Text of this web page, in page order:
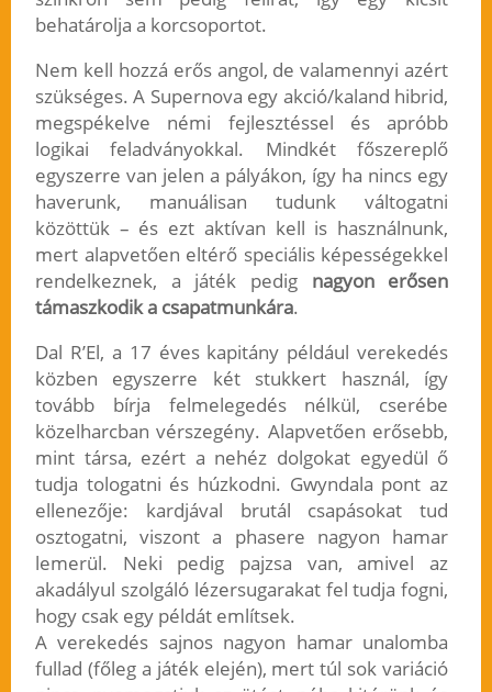
behatárolja a korcsoportot.
Nem kell hozzá erős angol, de valamennyi azért
szükséges. A Supernova egy akció/kaland hibrid,
megspékelve némi fejlesztéssel és apróbb
logikai feladványokkal. Mindkét főszereplő
egyszerre van jelen a pályákon, így ha nincs egy
haverunk, manuálisan tudunk váltogatni
közöttük – és ezt aktívan kell is használnunk,
mert alapvetően eltérő speciális képességekkel
rendelkeznek, a játék pedig nagyon erősen
támaszkodik a csapatmunkára.
Dal R’El, a 17 éves kapitány például verekedés
közben egyszerre két stukkert használ, így
tovább bírja felmelegedés nélkül, cserébe
közelharcban vérszegény. Alapvetően erősebb,
mint társa, ezért a nehéz dolgokat egyedül ő
tudja tologatni és húzkodni. Gwyndala pont az
ellenezője: kardjával brutál csapásokat tud
osztogatni, viszont a phasere nagyon hamar
lemerül. Neki pedig pajzsa van, amivel az
akadályul szolgáló lézersugarakat fel tudja fogni,
hogy csak egy példát említsek.
A verekedés sajnos nagyon hamar unalomba
fullad (főleg a játék elején), mert túl sok variáció